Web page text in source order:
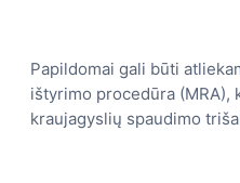
Papildomai gali būti
ištyrimo procedūra
kraujagyslių spaudimo